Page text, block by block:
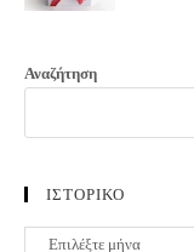
Αναζήτηση
ΙΣΤΟΡΙΚΟ
ΙΣΤΟΡΙΚΟ